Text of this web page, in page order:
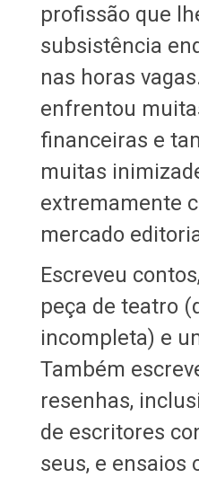
profissão que
subsistência
nas horas
enfrentou
financeiras e
muitas
extremamente
mercado
Escreveu
peça de teatro
incompleta) e
Também
resenhas,
de escritores
seus, e ensaios